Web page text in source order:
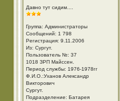
Давно тут сидим....
Группа: Администраторы
Сообщений: 1 798
Регистрация: 9.11.2006
Из: Cургут.
Пользователь №: 37
1018 ЗРП Майссен.
Период службы: 1976-1978гг
Ф.И.О.:Уханов Александр
Викторович
Cургут.
Подразделение: Батарея